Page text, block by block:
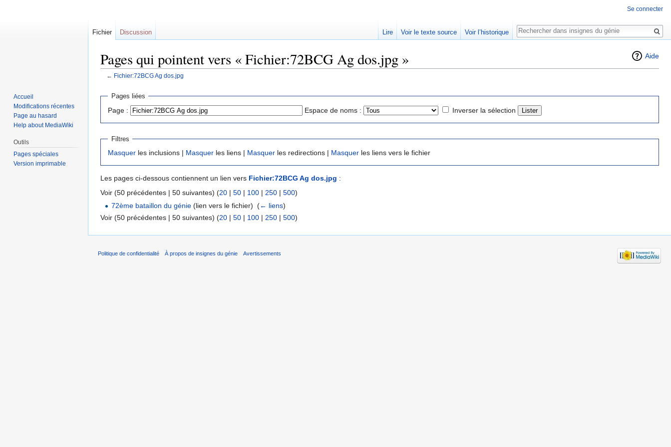
Aide
Pages qui pointent vers « Fichier:72BCG Ag dos.jpg »
← Fichier:72BCG Ag dos.jpg
Sauter
navigation
Sauter
recherche
Pages liées
Page : Espace de noms : Inverser la sélection
Filtres
Masquer les inclusions | Masquer les liens | Masquer les redirections | Masquer les liens vers le fichier
Les pages ci-dessous contiennent un lien vers Fichier:72BCG Ag dos.jpg :
Voir (50 précédentes | 50 suivantes) (20 | 50 | 100 | 250 | 500)
72ème bataillon du génie (lien vers le fichier) ‎(← liens)
Voir (50 précédentes | 50 suivantes) (20 | 50 | 100 | 250 | 500)
Se connecter
Fichier Discussion Lire Voir le texte source Voir l’historique
Rechercher
Accueil
Modifications récentes
Page au hasard
Help about MediaWiki
Outils
Pages spéciales
Version imprimable
Politique de confidentialité À propos de insignes du génie Avertissements